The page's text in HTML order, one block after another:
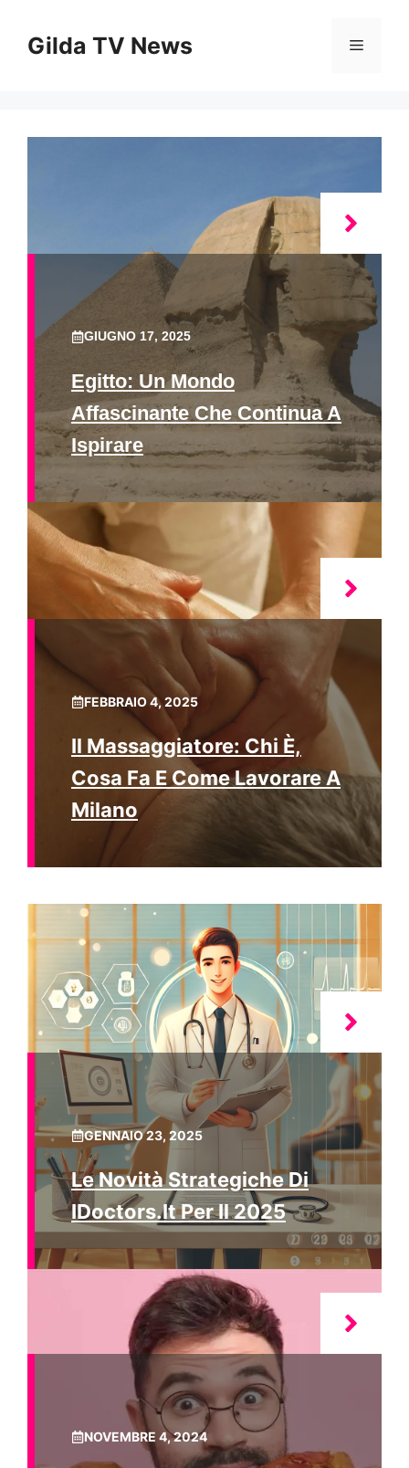
contenuto
Gilda TV News Menu
GIUGNO 17, 2025
Egitto: Un Mondo
Affascinante Che Continua A
Ispirare
FEBBRAIO 4, 2025
Il Massaggiatore: Chi È,
Cosa Fa E Come Lavorare A
Milano
GENNAIO 23, 2025
Le Novità Strategiche Di
IDoctors.it Per Il 2025
NOVEMBRE 4, 2024